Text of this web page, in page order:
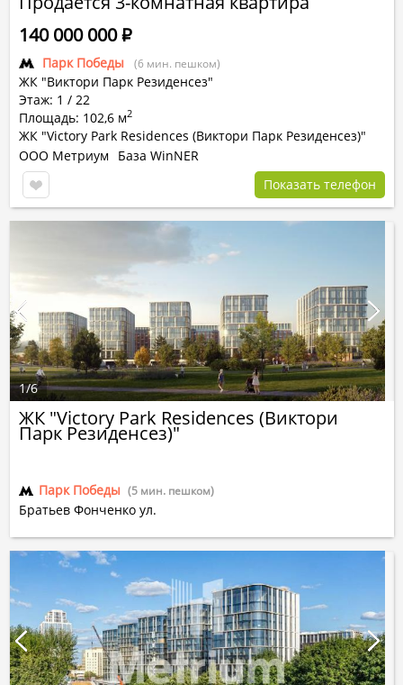
Парк Победы (6 мин. пешком)
ЖК "Виктори Парк Резиденсез"
Этаж: 1 / 22
Площадь: 102,6 м2
ЖК "Victory Park Residences (Виктори Парк Резиденсез)"
140 000 000Р
ООО Метриум
База WinNER
Показать телефон
ЖК "Victory Park Residences (Виктори
Парк Резиденсез)"
Парк Победы (5 мин. пешком)
Братьев Фонченко ул.
1/6